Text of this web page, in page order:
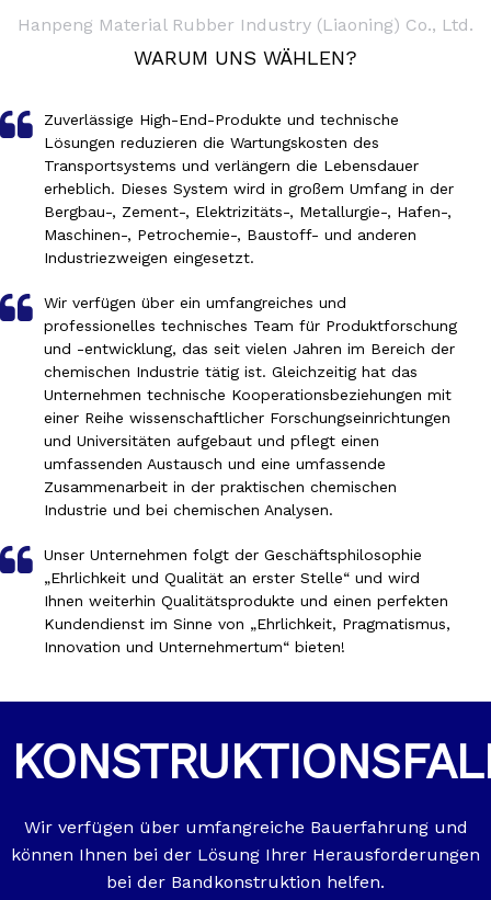
Hanpeng Material Rubber Industry (Liaoning) Co., Ltd.
WARUM UNS WÄHLEN?
Zuverlässige High-End-Produkte und technische
Lösungen reduzieren die Wartungskosten des
Transportsystems und verlängern die Lebensdauer
erheblich. Dieses System wird in großem Umfang in der
Bergbau-, Zement-, Elektrizitäts-, Metallurgie-, Hafen-,
Maschinen-, Petrochemie-, Baustoff- und anderen
Industriezweigen eingesetzt.​​​​​​​
Wir verfügen über ein umfangreiches und
professionelles technisches Team für Produktforschung
und -entwicklung, das seit vielen Jahren im Bereich der
chemischen Industrie tätig ist. Gleichzeitig hat das
Unternehmen technische Kooperationsbeziehungen mit
einer Reihe wissenschaftlicher Forschungseinrichtungen
und Universitäten aufgebaut und pflegt einen
umfassenden Austausch und eine umfassende
Zusammenarbeit in der praktischen chemischen
Industrie und bei chemischen Analysen. ​​​​​​​
Unser Unternehmen folgt der Geschäftsphilosophie
„Ehrlichkeit und Qualität an erster Stelle“ und wird
Ihnen weiterhin Qualitätsprodukte und einen perfekten
Kundendienst im Sinne von „Ehrlichkeit, Pragmatismus,
Innovation und Unternehmertum“ bieten! ​​​​​​​
Wir verfügen über umfangreiche Bauerfahrung und
können Ihnen bei der Lösung Ihrer Herausforderungen
bei der Bandkonstruktion helfen.